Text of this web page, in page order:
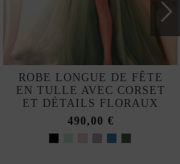
ROBE LONGUE DE FÊTE
EN TULLE AVEC CORSET
ET DÉTAILS FLORAUX
490,00 €